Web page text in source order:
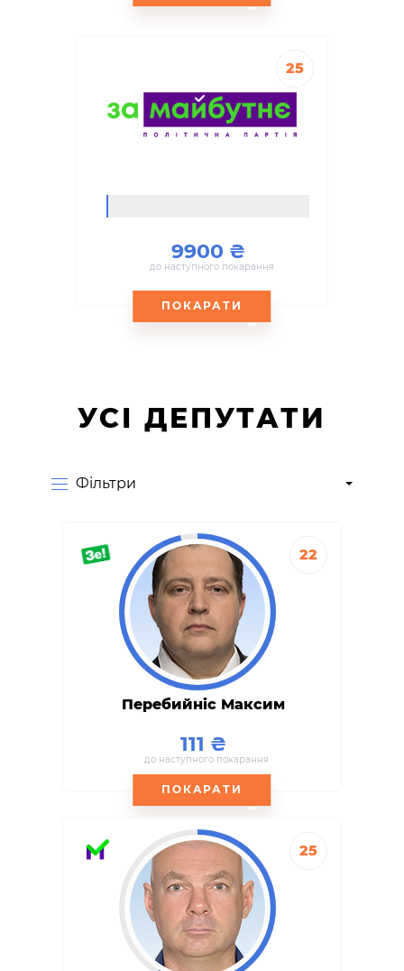
25
9900
до наступного покарання
ПОКАРАТИ
УСІ ДЕПУТАТИ
Фiльтри
22
Перебийніс Максим
111
до наступного покарання
ПОКАРАТИ
25